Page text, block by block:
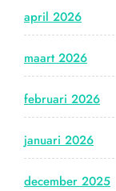
april 2026
maart 2026
februari 2026
januari 2026
december 2025